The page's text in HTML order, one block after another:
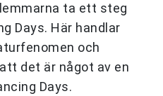
ta ett steg
Days. Här handlar
och
det är något av en
Days.